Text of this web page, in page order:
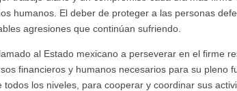
humanos. El deber de proteger a las personas
agresiones que continúan sufriendo.
al Estado mexicano a perseverar en el firme
financieros y humanos necesarios para su pleno
los niveles, para cooperar y coordinar sus